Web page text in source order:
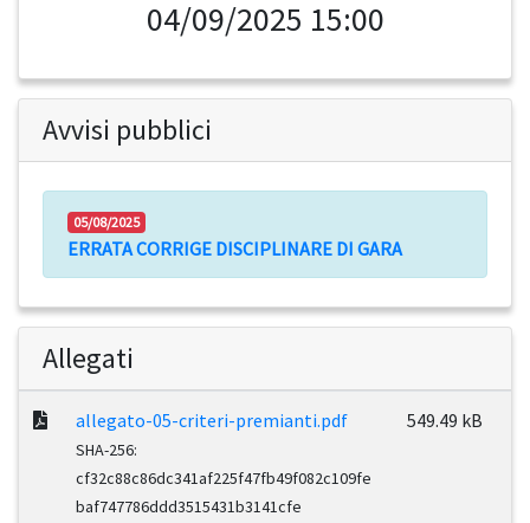
04/09/2025 15:00
Avvisi pubblici
05/08/2025
ERRATA CORRIGE DISCIPLINARE DI GARA
Allegati
allegato-05-criteri-premianti.pdf
SHA-256:
cf32c88c86dc341af225f47fb49f082c109fe
baf747786ddd3515431b3141cfe
549.49 kB